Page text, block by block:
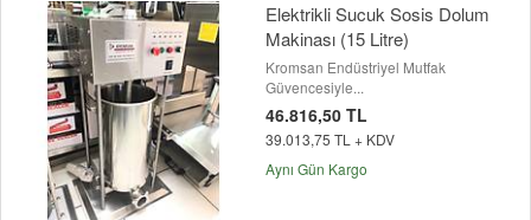
Elektrikli Sucuk Sosis Dolum
Makinası (15 Litre)
Kromsan Endüstriyel Mutfak
Güvencesiyle...
46.816,50 TL
39.013,75 TL + KDV
Aynı Gün Kargo